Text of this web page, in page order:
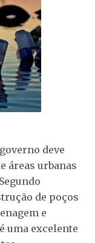
deve
áreas urbanas
de poços
e
uma excelente